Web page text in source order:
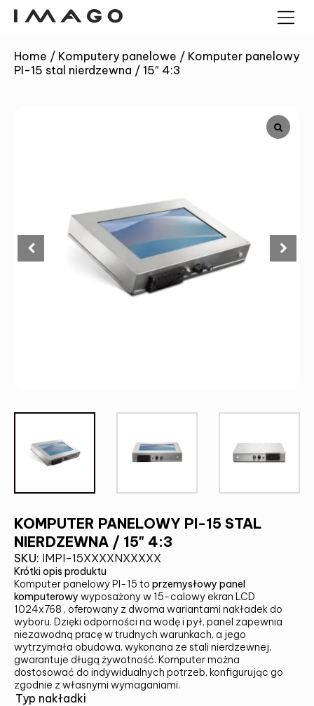
TERMINALE POS
Home / Komputery panelowe / Komputer panelowy
PI-15 stal nierdzewna / 15″ 4:3
KOMPUTER PANELOWY PI-15 STAL
NIERDZEWNA / 15" 4:3
SKU: IMPI-15XXXXNXXXXX
Krótki opis produktu
Komputer panelowy PI-15 to przemysłowy panel
komputerowy wyposażony w 15-calowy ekran LCD
1024x768 , oferowany z dwoma wariantami nakładek do
wyboru. Dzięki odporności na wodę i pył, panel zapewnia
niezawodną pracę w trudnych warunkach, a jego
wytrzymała obudowa, wykonana ze stali nierdzewnej,
gwarantuje długą żywotność. Komputer można
dostosować do indywidualnych potrzeb, konfigurując go
zgodnie z własnymi wymaganiami.
Typ nakładki